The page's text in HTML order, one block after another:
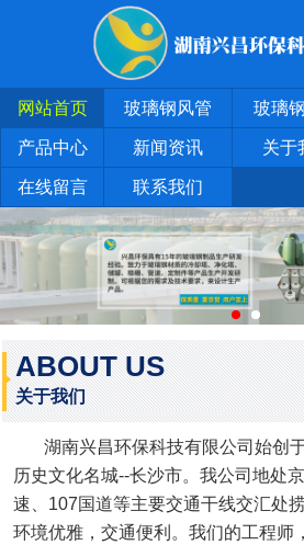
网站首页 玻璃钢风管 玻璃
产品中心 新闻资讯 关于
在线留言 联系我们
ABOUT US
关于我们
湖南兴昌环保科技有限公司始创
历史文化名城--长沙市。我公司地处
速、107国道等主要交通干线交汇处
环境优雅，交通便利。我们的工程师